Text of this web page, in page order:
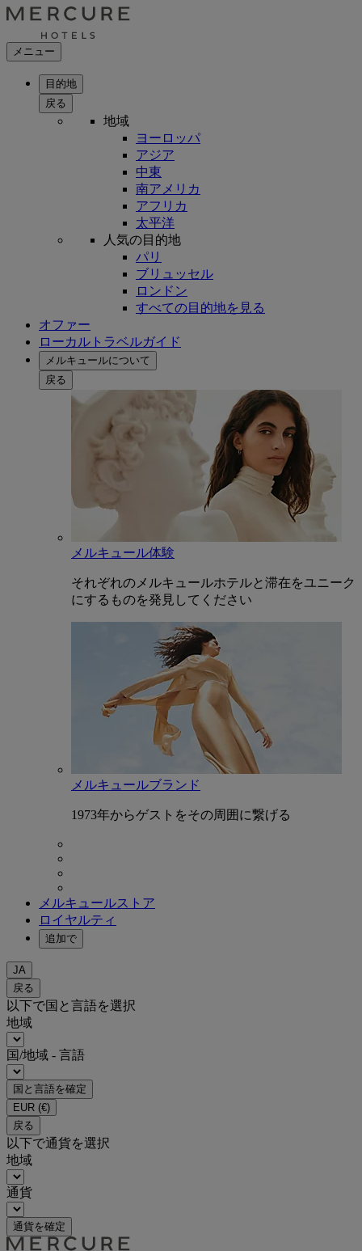
メニュー
目的地
戻る
地域
ヨーロッパ
アジア
中東
南アメリカ
アフリカ
太平洋
人気の目的地
パリ
ブリュッセル
ロンドン
すべての目的地を見る
オファー
ローカルトラベルガイド
メルキュールについて
戻る
メルキュール体験
それぞれのメルキュールホテルと滞在をユニーク
にするものを発見してください
メルキュールブランド
1973年からゲストをその周囲に繋げる
メルキュールストア
ロイヤルティ
追加で
JA
戻る
以下で国と言語を選択
地域
国/地域 - 言語
国と言語を確定
EUR (€)
戻る
以下で通貨を選択
地域
通貨
通貨を確定